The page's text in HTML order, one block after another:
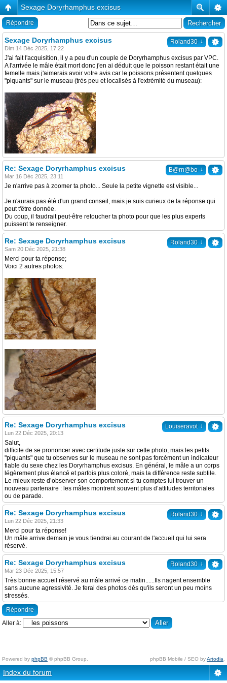
Sexage Doryrhamphus excisus
Répondre
Roland30 ↓
Sexage Doryrhamphus excisus
Dim 14 Déc 2025, 17:22
J'ai fait l'acquisition, il y a peu d'un couple de Doryrhamphus excisus par VPC.
A l'arrivée le mâle était mort donc j'en ai déduit que le poisson restant était une
femelle mais j'aimerais avoir votre avis car le poissons présentent quelques
"piquants" sur le museau (très peu et localisés à l'extrémité du museau):
B@rn@bo ↓
Re: Sexage Doryrhamphus excisus
Mar 16 Déc 2025, 23:11
Je n'arrive pas à zoomer ta photo... Seule la petite vignette est visible...
Je n'aurais pas été d'un grand conseil, mais je suis curieux de la réponse qui
peut t'être donnée.
Du coup, il faudrait peut-être retoucher ta photo pour que les plus experts
puissent te renseigner.
Roland30 ↓
Re: Sexage Doryrhamphus excisus
Sam 20 Déc 2025, 21:38
Merci pour ta réponse;
Voici 2 autres photos:
Louiseravot ↓
Re: Sexage Doryrhamphus excisus
Lun 22 Déc 2025, 20:13
Salut,
difficile de se prononcer avec certitude juste sur cette photo, mais les petits
"piquants" que tu observes sur le museau ne sont pas forcément un indicateur
fiable du sexe chez les Doryrhamphus excisus. En général, le mâle a un corps
légèrement plus élancé et parfois plus coloré, mais la différence reste subtile.
Le mieux reste d’observer son comportement si tu comptes lui trouver un
nouveau partenaire : les mâles montrent souvent plus d’attitudes territoriales
ou de parade.
Roland30 ↓
Re: Sexage Doryrhamphus excisus
Lun 22 Déc 2025, 21:33
Merci pour ta réponse!
Un mâle arrive demain je vous tiendrai au courant de l'accueil qui lui sera
réservé.
Roland30 ↓
Re: Sexage Doryrhamphus excisus
Mar 23 Déc 2025, 15:57
Très bonne accueil réservé au mâle arrivé ce matin......Ils nagent ensemble
sans aucune agressivité. Je ferai des photos dès qu'ils seront un peu moins
stressés.
Répondre
Aller à:
Powered by phpBB © phpBB Group. phpBB Mobile / SEO byArtodia
Index du forum